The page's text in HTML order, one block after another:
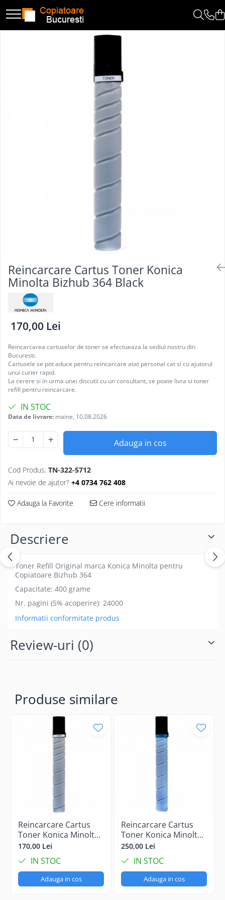
Reincarcare Cartus Toner Konica
Minolta Bizhub 364 Black
170,00 Lei
Reincarcarea cartuselor de toner se efectueaza la sediul nostru din
Bucuresti.
Cartusele se pot aduce pentru reincarcare atat personal cat si cu ajutorul
unui curier rapid.
La cerere si in urma unei discutii cu un consultant, se poate livra si toner
refill pentru reincarcare.
IN STOC
Data de livrare: maine, 10.08.2026
Adauga in cos
Cod Produs: TN-322-5712
Ai nevoie de ajutor? +4 0734 762 408
Adauga la Favorite Cere informatii
Descriere
Toner Refill Original marca Konica Minolta pentru
Copiatoare Bizhub 364
Capacitate: 400 grame
Nr. pagini (5% acoperire): 24000
Informatii conformitate produs
Review-uri (0)
Produse similare
Reincarcare Cartus
Toner Konica Minolta
Bizhub C458 Black
170,00 Lei
IN STOC
Adauga in cos
Reincarcare Cartus
Toner Konica Minolta
Bizhub C458 Cyan
250,00 Lei
IN STOC
Adauga in cos